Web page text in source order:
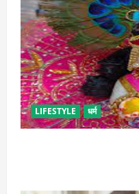
LIFESTYLE धर्म